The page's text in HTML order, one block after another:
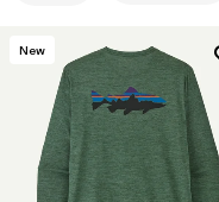
New